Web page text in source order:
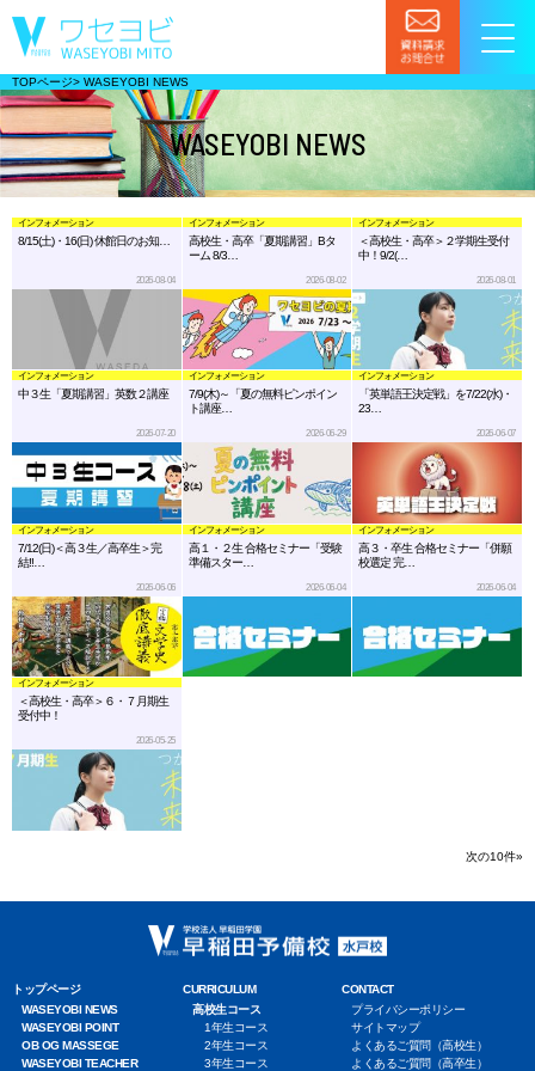
TOPページ> WASEYOBI NEWS
WASEYOBI NEWS
インフォメーション
8/15(土)・16(日) 休館日のお知…
2026-08-04
インフォメーション
高校生・高卒「夏期講習」Bタ
ーム 8/3…
2026-08-02
インフォメーション
＜高校生・高卒＞２学期生受付
中！9/2(…
2026-08-01
インフォメーション
中３生「夏期講習」英数２講座
2026-07-20
インフォメーション
7/9(木)～「夏の無料ピンポイン
ト講座…
2026-06-29
インフォメーション
「英単語王決定戦」を7/22(水)・
23…
2026-06-07
インフォメーション
7/12(日)＜高３生／高卒生＞完
結!!…
2026-06-06
インフォメーション
高１・２生 合格セミナー「受験
準備スター…
2026-06-04
インフォメーション
高３・卒生 合格セミナー「併願
校選定 完…
2026-06-04
インフォメーション
＜高校生・高卒＞６・７月期生
受付中！
2026-05-25
次の10件»
トップページ
WASEYOBI NEWS
WASEYOBI POINT
OB OG MASSEGE
WASEYOBI TEACHER
CURRICULUM
高校生コース
1年生コース
2年生コース
3年生コース
CONTACT
プライバシーポリシー
サイトマップ
よくあるご質問（高校生）
よくあるご質問（高卒生）